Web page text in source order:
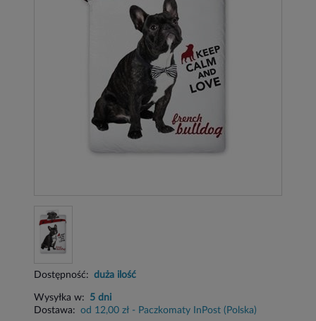
Dostępność: duża ilość
Wysyłka w:
5 dni
Dostawa: od 12,00 zł - Paczkomaty InPost (Polska)